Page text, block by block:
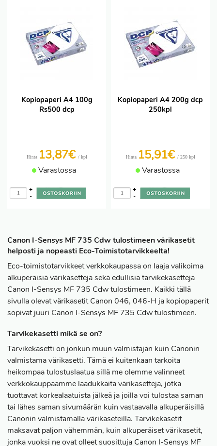
Kopiopaperi A4 100g
Rs500 dcp
Hinta 13,87€ / kpl
Varastossa
-
+
Kopiopaperi A4 200g dcp
250kpl
Hinta 15,91€ / 250 kpl
Varastossa
-
+
Canon I-Sensys MF 735 Cdw tulostimeen värikasetit
helposti ja nopeasti Eco-Toimistotarvikkeelta!
Eco-toimistotarvikkeet verkkokaupassa on laaja valikoima
alkuperäisiä värikasetteja sekä edullisia tarvikekasetteja
Canon I-Sensys MF 735 Cdw tulostimeen. Kaikki tällä
sivulla olevat värikasetit Canon 046, 046-H ja kopiopaperit
sopivat juuri Canon I-Sensys MF 735 Cdw tulostimeen.
Tarvikekasetti mikä se on?
Tarvikekasetti on jonkun muun valmistajan kuin Canonin
valmistama värikasetti. Tämä ei kuitenkaan tarkoita
heikompaa tulostuslaatua sillä me olemme valinneet
verkkokauppaamme laadukkaita värikasetteja, jotka
tuottavat korkealaatuista jälkeä ja joilla voi tulostaa saman
tai lähes saman sivumäärän kuin vastaavalla alkuperäisillä
Canonin valmistamalla värikaseteilla. Tarvikekasetit
maksavat paljon vähemmän, kuin alkuperäiset värikasetit,
jonka vuoksi ne ovat olleet suosittuja Canon I-Sensys MF